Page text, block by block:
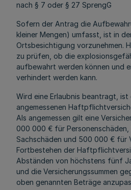
nach § 7 oder § 27 SprengG
Sofern der Antrag die
kleiner Mengen) umfasst, ist in
Ortsbesichtigung vorzunehmen.
zu prüfen, ob die
aufbewahrt werden können und
verhindert werden kann.
Wird eine Erlaubnis beantragt, ist
angemessenen
Als angemessen gilt eine
000 000 € für
Sachschäden und 500 000 € für
Fortbestehen der
Abständen von höchstens fünf
und die Versicherungssummen
oben genannten Beträge